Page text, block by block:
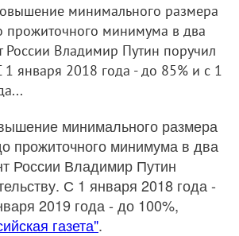
минимального размера
прожиточного минимума в два
России Владимир Путин поручил
1 января 2018 года - до 85% и с 1
минимального размера
прожиточного минимума в два
России Владимир Путин
С 1 января 2018 года -
2019 года - до 100%,
газета".